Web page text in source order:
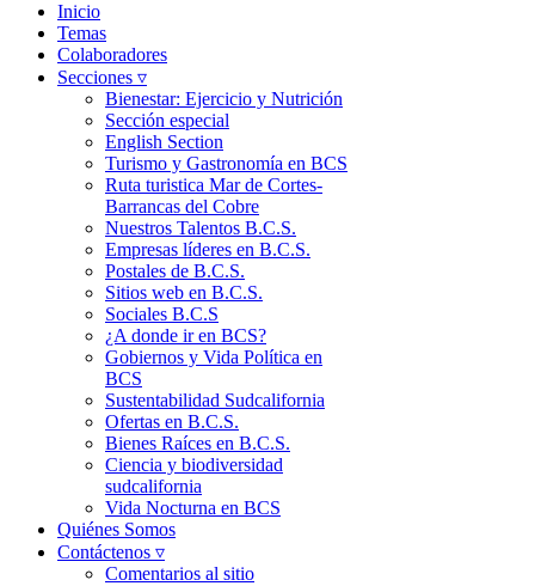
Inicio
Temas
Colaboradores
Secciones ▿
Bienestar: Ejercicio y Nutrición
Sección especial
English Section
Turismo y Gastronomía en BCS
Ruta turistica Mar de Cortes-
Barrancas del Cobre
Nuestros Talentos B.C.S.
Empresas líderes en B.C.S.
Postales de B.C.S.
Sitios web en B.C.S.
Sociales B.C.S
¿A donde ir en BCS?
Gobiernos y Vida Política en
BCS
Sustentabilidad Sudcalifornia
Ofertas en B.C.S.
Bienes Raíces en B.C.S.
Ciencia y biodiversidad
sudcalifornia
Vida Nocturna en BCS
Quiénes Somos
Contáctenos ▿
Comentarios al sitio